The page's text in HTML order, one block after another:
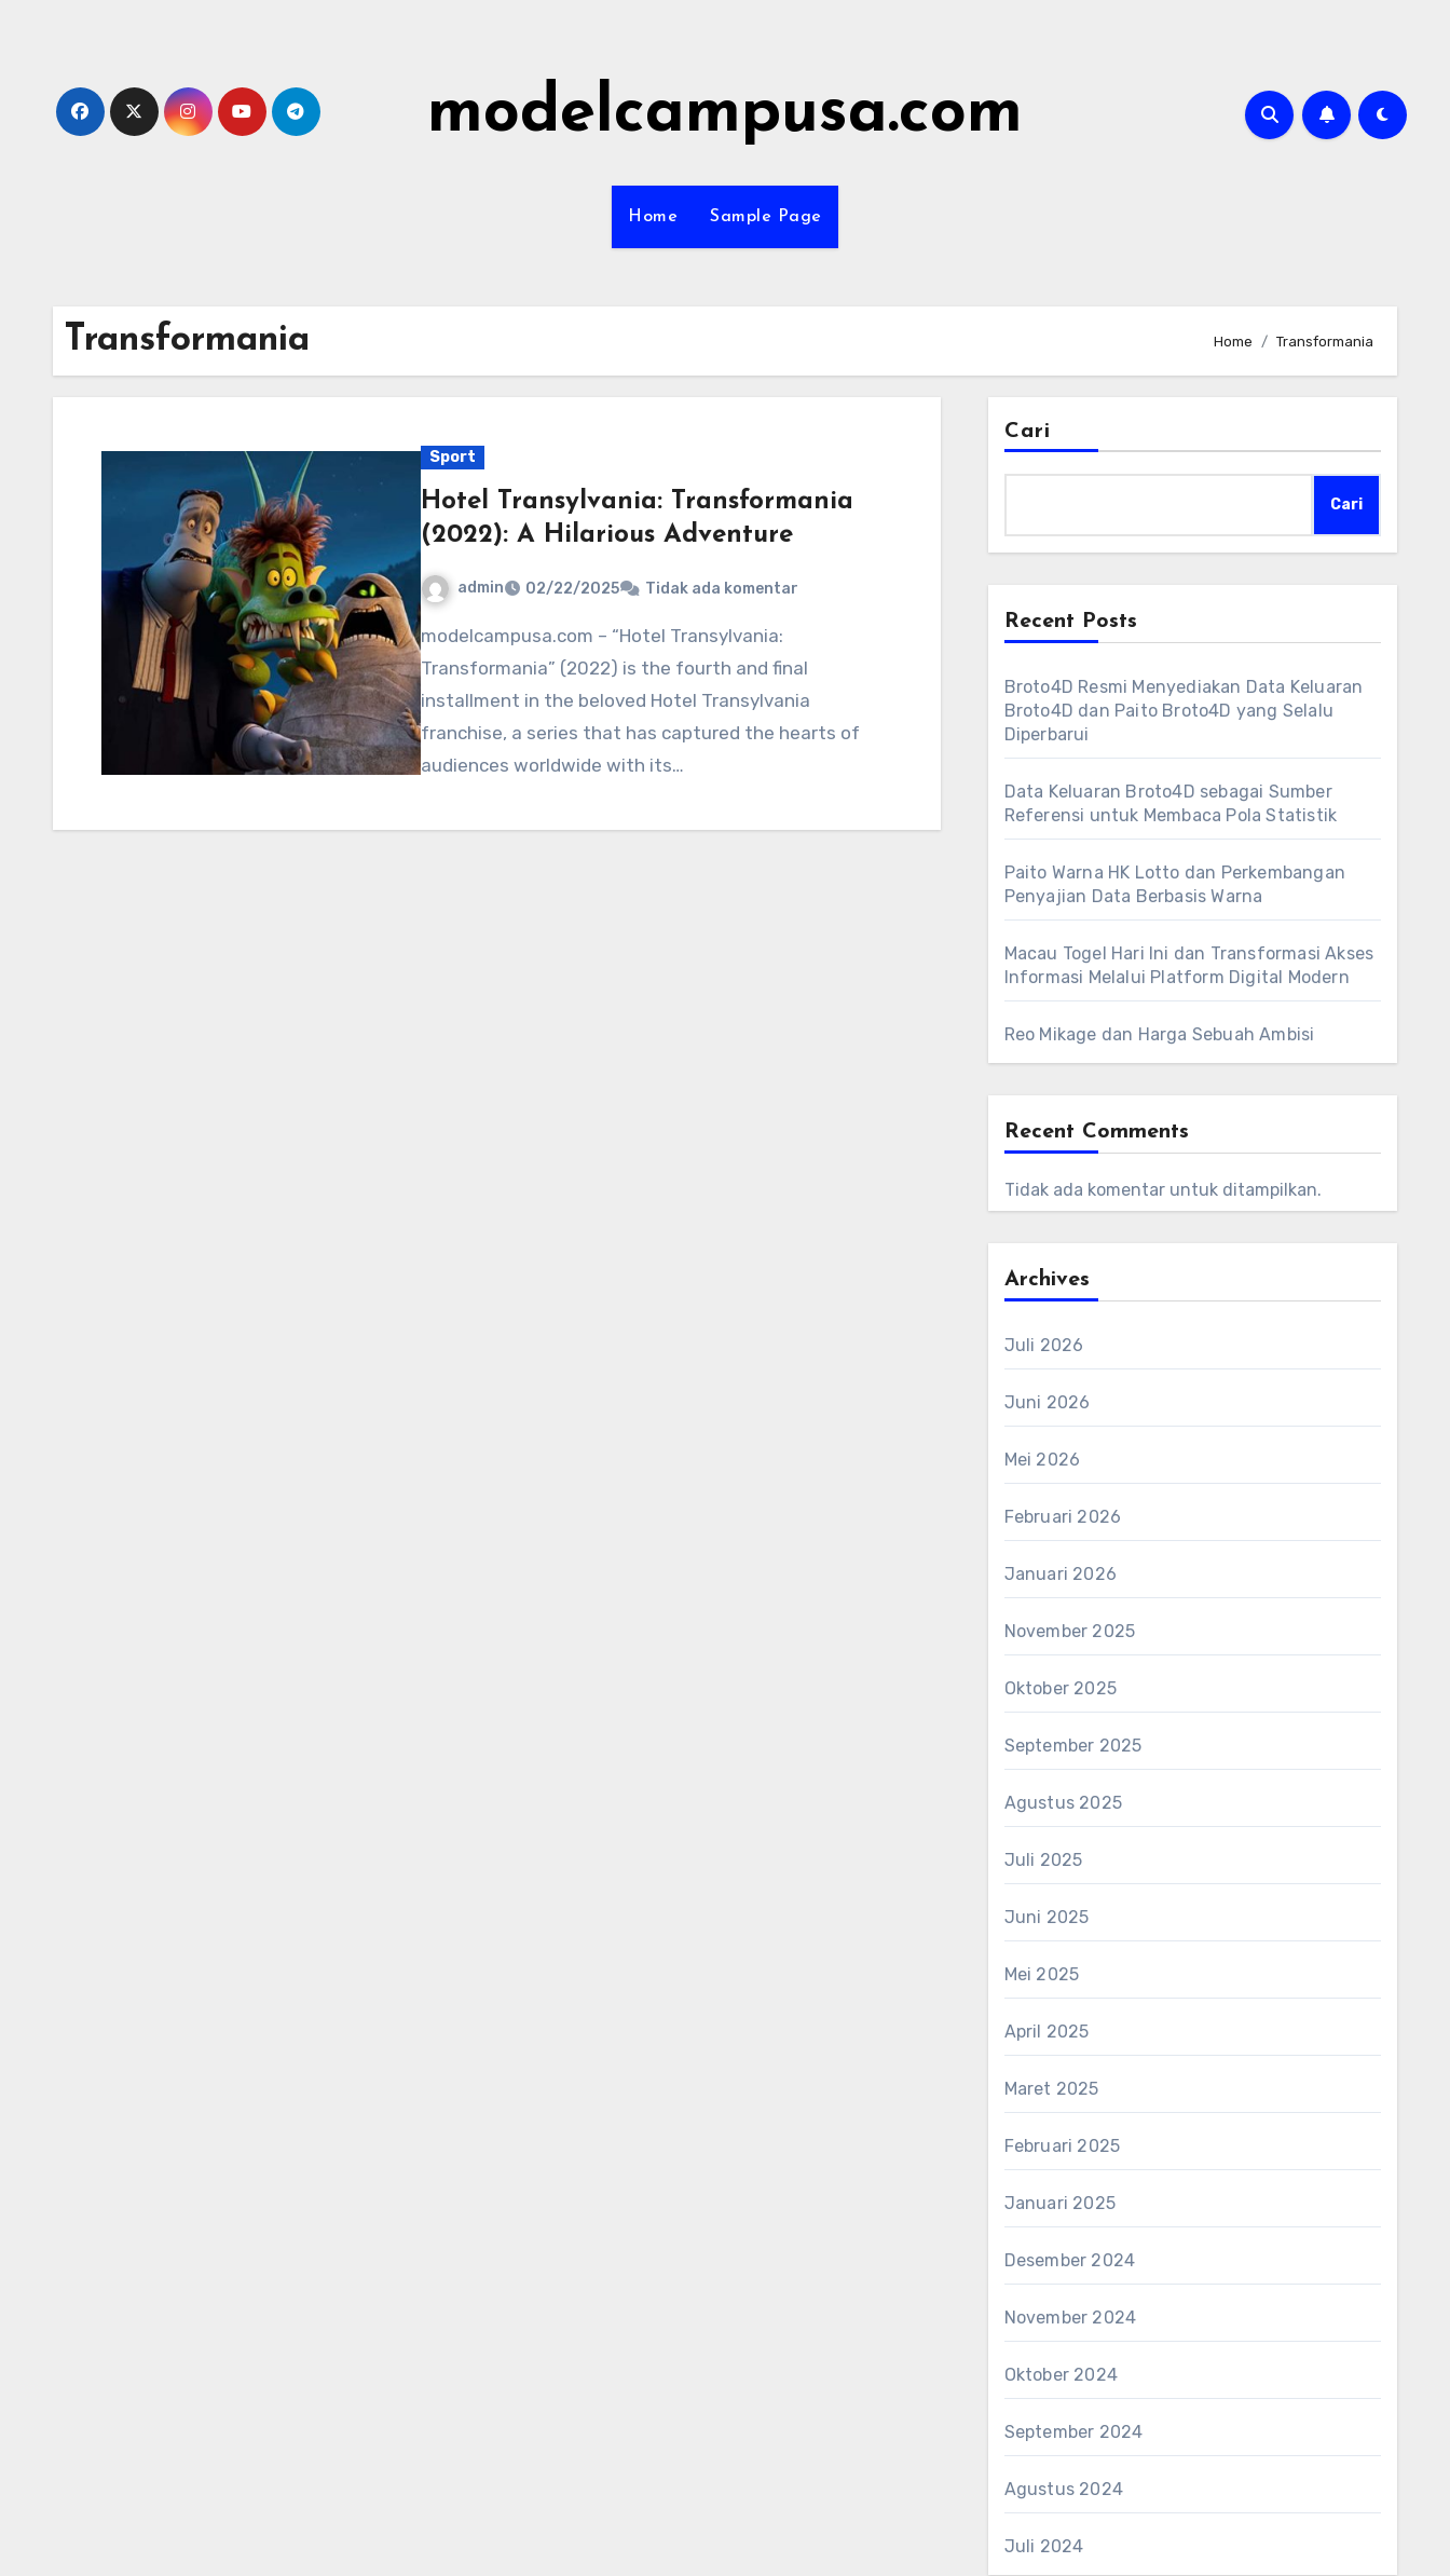
modelcampusa.com
Home Sample Page
Transformania Home Transformania
Sport
Hotel Transylvania: Transformania
(2022): A Hilarious Adventure
admin 02/22/2025 Tidak ada komentar
modelcampusa.com – “Hotel Transylvania:
Transformania” (2022) is the fourth and final
installment in the beloved Hotel Transylvania
franchise, a series that has captured the hearts of
audiences worldwide with its…
Cari
Cari
Recent Posts
Broto4D Resmi Menyediakan Data Keluaran
Broto4D dan Paito Broto4D yang Selalu
Diperbarui
Data Keluaran Broto4D sebagai Sumber
Referensi untuk Membaca Pola Statistik
Paito Warna HK Lotto dan Perkembangan
Penyajian Data Berbasis Warna
Macau Togel Hari Ini dan Transformasi Akses
Informasi Melalui Platform Digital Modern
Reo Mikage dan Harga Sebuah Ambisi
Recent Comments
Tidak ada komentar untuk ditampilkan.
Archives
Juli 2026
Juni 2026
Mei 2026
Februari 2026
Januari 2026
November 2025
Oktober 2025
September 2025
Agustus 2025
Juli 2025
Juni 2025
Mei 2025
April 2025
Maret 2025
Februari 2025
Januari 2025
Desember 2024
November 2024
Oktober 2024
September 2024
Agustus 2024
Juli 2024